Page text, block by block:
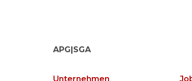
APG|SGA
Unternehmen